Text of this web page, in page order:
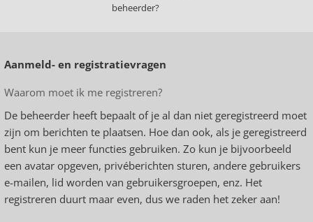
beheerder?
Aanmeld- en registratievragen
Waarom moet ik me registreren?
De beheerder heeft bepaalt of je al dan niet geregistreerd moet
zijn om berichten te plaatsen. Hoe dan ook, als je geregistreerd
bent kun je meer functies gebruiken. Zo kun je bijvoorbeeld
een avatar opgeven, privéberichten sturen, andere gebruikers
e-mailen, lid worden van gebruikersgroepen, enz. Het
registreren duurt maar even, dus we raden het zeker aan!